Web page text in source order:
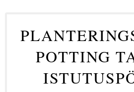
POTTING